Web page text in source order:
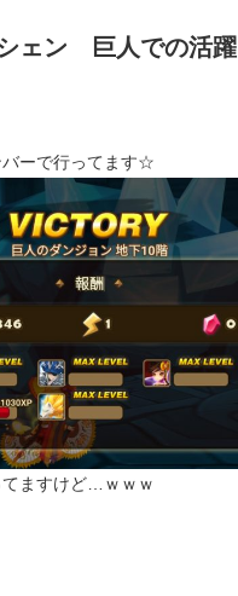
ェン 巨人での活躍
バーで行ってます☆
ますけど…ｗｗｗ